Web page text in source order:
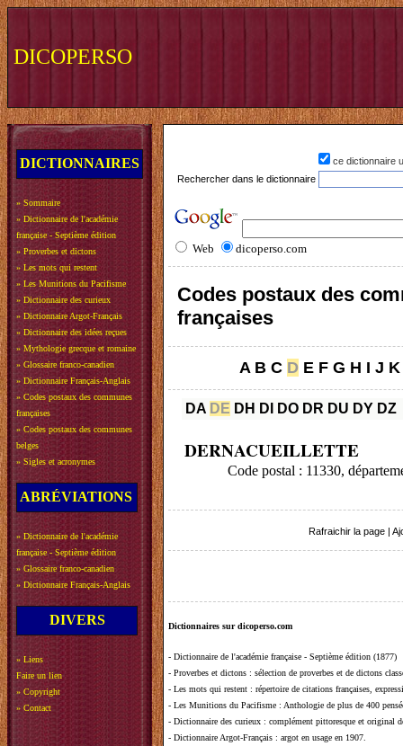
DICOPERSO
DICTIONNAIRES
» Sommaire
» Dictionnaire de l'académie
française - Septième édition
» Proverbes et dictons
» Les mots qui restent
» Les Munitions du Pacifisme
» Dictionnaire des curieux
» Dictionnaire Argot-Français
» Dictionnaire des idées reçues
» Mythologie grecque et romaine
» Glossaire franco-canadien
» Dictionnaire Français-Anglais
» Codes postaux des communes
françaises
» Codes postaux des communes
belges
» Sigles et acronymes
ABRÉVIATIONS
» Dictionnaire de l'académie
française - Septième édition
» Glossaire franco-canadien
» Dictionnaire Français-Anglais
DIVERS
» Liens
Faire un lien
» Copyright
» Contact
ce dictionnaire
Rechercher dans le dictionnaire
Web dicoperso.com
Codes postaux des
françaises
A B C D E F G H I J K
DA DE DH DI DO DR DU DY DZ
DERNACUEILLETTE
Code postal : 11330,
Rafraichir la page
Dictionnaires sur dicoperso.com
- Dictionnaire de l'académie française - Septième édition (1877)
- Proverbes et dictons : sélection de proverbes et de dictons
- Les mots qui restent : répertoire de citations françaises,
- Les Munitions du Pacifisme : Anthologie de plus de 400
- Dictionnaire des curieux : complément pittoresque et original
- Dictionnaire Argot-Français : argot en usage en 1907.